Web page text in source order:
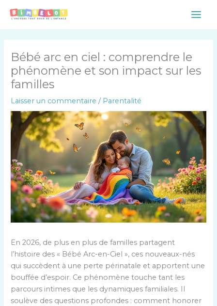
Main
Bébé arc en ciel : comprendre le
phénomène et son impact sur les
familles
Laisser un commentaire / Parentalité
En 2026, de plus en plus de familles partagent
l’histoire des « Bébé Arc-en-Ciel », ces nouveaux-nés
qui succèdent à une perte périnatale et apportent une
bouffée d’espoir. Ce phénomène touche tant les
parcours intimes que les dynamiques familiales. Il
soulève des questions profondes : comment honorer